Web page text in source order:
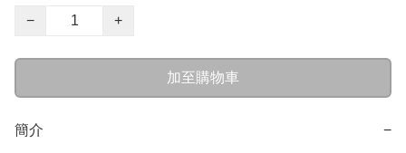
−
+
加至購物車
簡介 −